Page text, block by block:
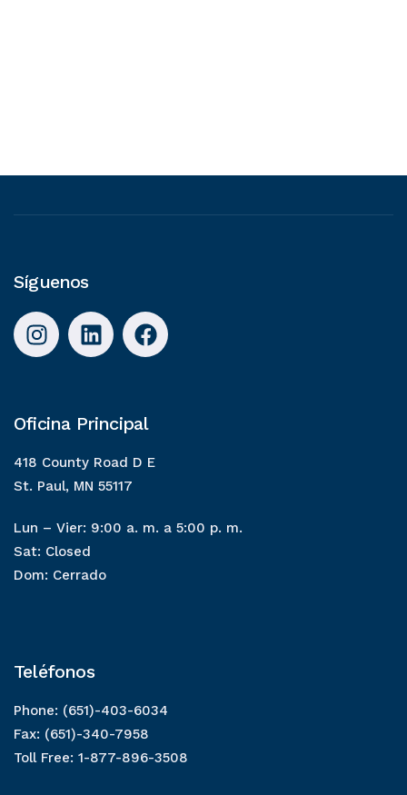
Síguenos
Oficina Principal
418 County Road D E
St. Paul, MN 55117
Lun – Vier: 9:00 a. m. a 5:00 p. m.
Sat: Closed
Dom: Cerrado
Teléfonos
Phone: (651)-403-6034
Fax: (651)-340-7958
Toll Free: 1-877-896-3508